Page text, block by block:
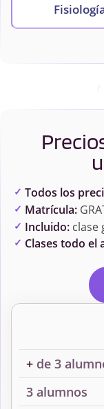
Todos los
Matrícula:
Incluido:clase
Clases todo el
+ de 3
3 alumnos